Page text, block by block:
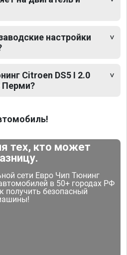
настройки
Citroen DS5 I 2.0
Перми?
тех, кто может
сети Евро Чип Тюнинг
в 50+ городах РФ
получить безопасный